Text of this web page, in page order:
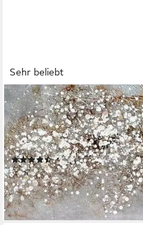
Sehr beliebt
OTTO HOME
Ölbild Albero, in 2 Größen:
natürliche Farben,
gespannt
(38)
ab 43,99 € UVP129,99 €
-66%
lieferbar - in 2-3 Werktagen bei dir